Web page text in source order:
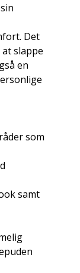
Det
slappe
en
som
samt